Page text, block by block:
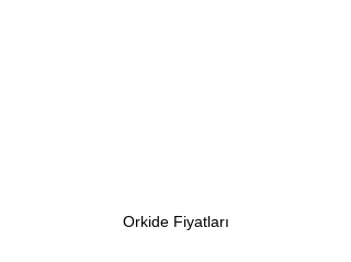
Orkide Fiyatları